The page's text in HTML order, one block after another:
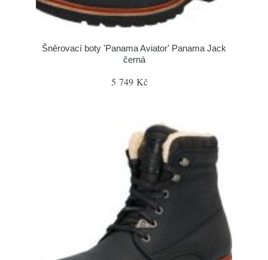
Šněrovací boty 'Panama Aviator' Panama Jack
černá
5 749 Kč